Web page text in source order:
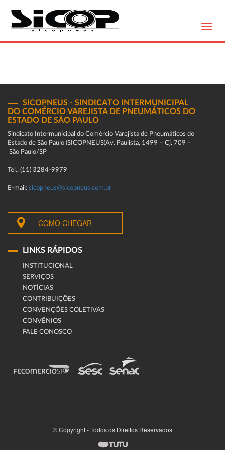
SICOPNEUS - SINDICATO INTERMUNICIPAL
DO COMÉRCIO VAREJISTA DE PNEUMÁTICOS DO
ESTADO DE SÃO PAULO
Sindicato Intermunicipal do Comércio Varejista de Pneumáticos do
Estado de São Paulo (SICOPNEUS)Av. Paulista, 1499 – Cj. 709 –
São Paulo/SP
Tel.: (11) 3284-9979
E-mail: sicopneus@sicopneus.com.br
COMO CHEGAR
LINKS RÁPIDOS
INSTITUCIONAL
SERVIÇOS
NOTÍCIAS
CONTRIBUIÇÕES
CONVENÇÕES COLETIVAS
CONVÊNIOS
FALE CONOSCO
© Copyright - Todos os Direitos Reservados